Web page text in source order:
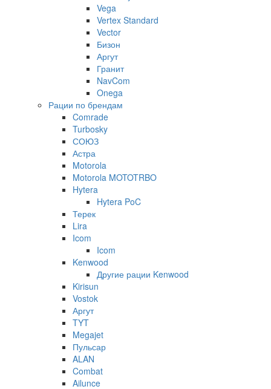
Vega
Vertex Standard
Vector
Бизон
Аргут
Гранит
NavCom
Onega
Рации по брендам
Comrade
Turbosky
СОЮЗ
Астра
Motorola
Motorola MOTOTRBO
Hytera
Hytera PoC
Терек
Lira
Icom
Icom
Kenwood
Другие рации Kenwood
Kirisun
Vostok
Аргут
TYT
Megajet
Пульсар
ALAN
Combat
Ailunce